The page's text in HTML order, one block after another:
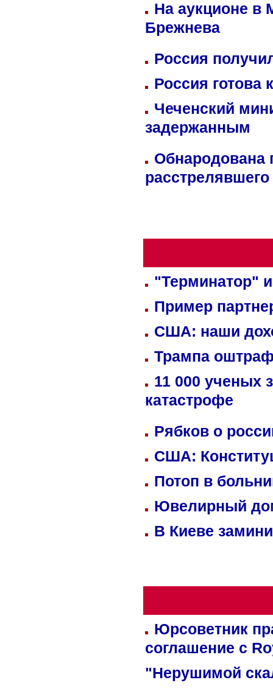
На аукционе в
Брежнева
Россия
Россия готова
Чеченский
задержанным
Обнародована
"Терминатор"
Пример
США: наши
Трампа
11 000 ученых
катастрофе
Рябков о
США:
Потоп в
Ювелирный
В Киеве
Юрсоветник
соглашение с
"Нерушимой